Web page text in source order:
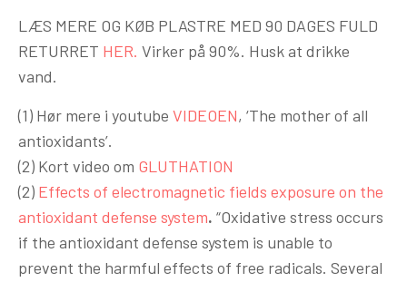
LÆS MERE OG KØB PLASTRE MED 90 DAGES FULD
RETURRET HER. Virker på 90%. Husk at drikke
vand.
(1) Hør mere i youtube VIDEOEN, ‘The mother of all
antioxidants’.
(2) Kort video om GLUTHATION
(2) Effects of electromagnetic fields exposure on the
antioxidant defense system. “Oxidative stress occurs
if the antioxidant defense system is unable to
prevent the harmful effects of free radicals. Several